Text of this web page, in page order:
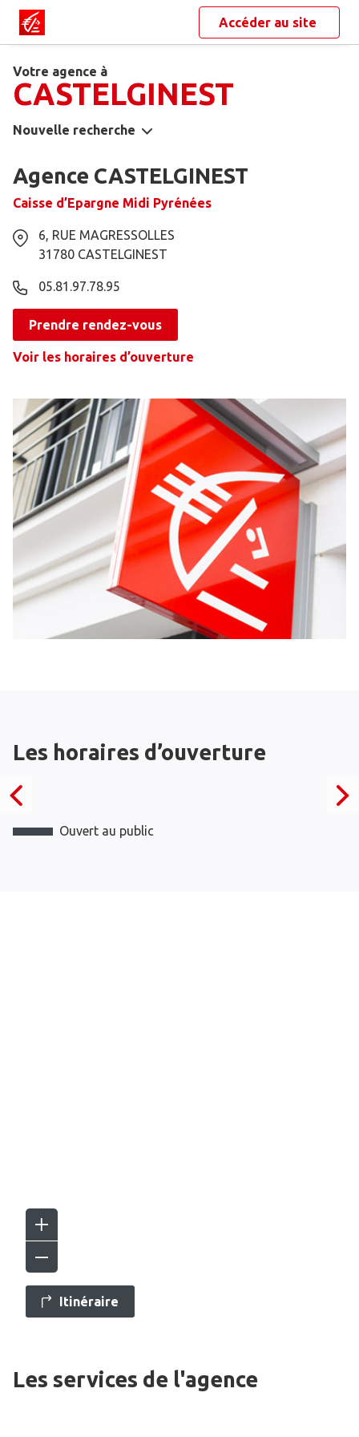
Accéder au site
Votre agence à
CASTELGINEST
Nouvelle recherche
Agence CASTELGINEST
Caisse d’Epargne Midi Pyrénées
6, RUE MAGRESSOLLES
31780 CASTELGINEST
05.81.97.78.95
Prendre rendez-vous
Voir les horaires d’ouverture
Les horaires d’ouverture
Ouvert au public
Itinéraire
Les services de l'agence